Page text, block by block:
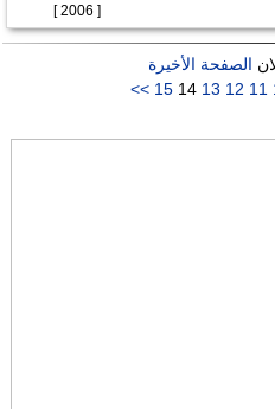
[ 2006 ]
الصفحة الأخيرة
11
12
13
14
15
>>